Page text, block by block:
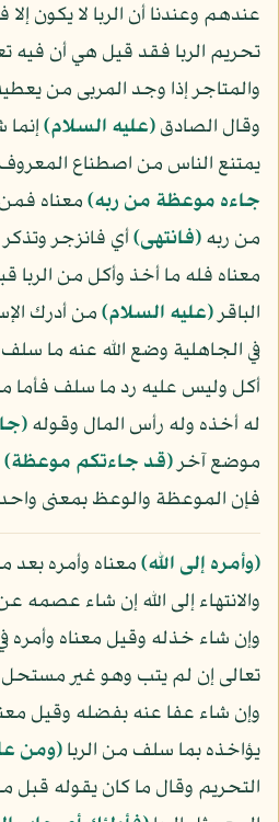
عندهم وعندنا أن الربا لا يكون إلا
تحريم الربا فقد قيل هي أن فيه
والمتاجر إذا وجد المربى من
وقال الصادق(عليه السلام)إنما
يمتنع الناس من اصطناع
جاءه موعظة من ربه﴾معناه
من ربه﴿فانتهى﴾أي فانزجر وتذكر
معناه فله ما أخذ وأكل من الربا
الباقر(عليه السلام)من أدرك
في الجاهلية وضع الله عنه ما
أكل وليس عليه رد ما سلف فأما
له أخذه وله رأس المال وقوله
موضع آخر﴿قد جاءتكم موعظة﴾
فإن الموعظة والوعظ بمعنى واحد
﴿وأمره إلى الله﴾معناه وأمره
والانتهاء إلى الله إن شاء عصمه
وإن شاء خذله وقيل معناه وأمره
تعالى إن لم يتب وهو غير
وإن شاء عفا عنه بفضله وقيل
يؤاخذه بما سلف من الربا﴿ومن
التحريم وقال ما كان يقوله